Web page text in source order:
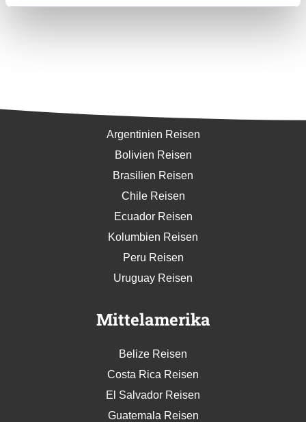
Argentinien Reisen
Bolivien Reisen
Brasilien Reisen
Chile Reisen
Ecuador Reisen
Kolumbien Reisen
Peru Reisen
Uruguay Reisen
Mittelamerika
Belize Reisen
Costa Rica Reisen
El Salvador Reisen
Guatemala Reisen